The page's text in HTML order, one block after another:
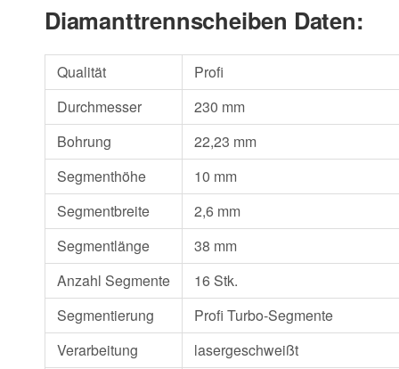
Diamanttrennscheiben Daten:
Qualität
Profi
Durchmesser
230 mm
Bohrung
22,23 mm
Segmenthöhe
10 mm
Segmentbreite
2,6 mm
Segmentlänge
38 mm
Anzahl Segmente
16 Stk.
Segmentierung
Profi Turbo-Segmente
Verarbeitung
lasergeschweißt